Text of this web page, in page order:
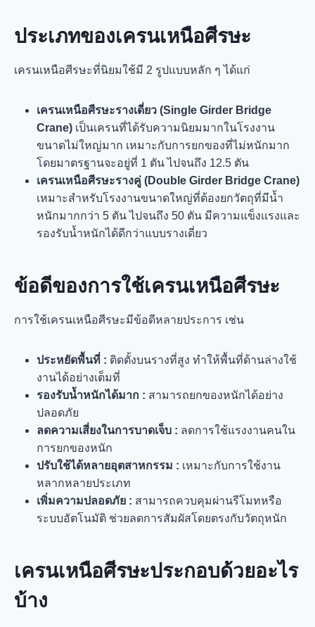
ประเภทของเครนเหนือศีรษะ
เครนเหนือศีรษะที่นิยมใช้มี 2 รูปแบบหลัก ๆ ได้แก่
เครนเหนือศีรษะรางเดี่ยว (Single Girder Bridge
Crane) เป็นเครนที่ได้รับความนิยมมากในโรงงาน
ขนาดไม่ใหญ่มาก เหมาะกับการยกของที่ไม่หนักมาก
โดยมาตรฐานจะอยู่ที่ 1 ตัน ไปจนถึง 12.5 ตัน
เครนเหนือศีรษะรางคู่ (Double Girder Bridge Crane)
เหมาะสำหรับโรงงานขนาดใหญ่ที่ต้องยกวัตถุที่มีน้ำ
หนักมากกว่า 5 ตัน ไปจนถึง 50 ตัน มีความแข็งแรงและ
รองรับน้ำหนักได้ดีกว่าแบบรางเดี่ยว
ข้อดีของการใช้เครนเหนือศีรษะ
การใช้เครนเหนือศีรษะมีข้อดีหลายประการ เช่น
ประหยัดพื้นที่ : ติดตั้งบนรางที่สูง ทำให้พื้นที่ด้านล่างใช้
งานได้อย่างเต็มที่
รองรับน้ำหนักได้มาก : สามารถยกของหนักได้อย่าง
ปลอดภัย
ลดความเสี่ยงในการบาดเจ็บ : ลดการใช้แรงงานคนใน
การยกของหนัก
ปรับใช้ได้หลายอุตสาหกรรม : เหมาะกับการใช้งาน
หลากหลายประเภท
เพิ่มความปลอดภัย : สามารถควบคุมผ่านรีโมทหรือ
ระบบอัตโนมัติ ช่วยลดการสัมผัสโดยตรงกับวัตถุหนัก
เครนเหนือศีรษะประกอบด้วยอะไร
บ้าง